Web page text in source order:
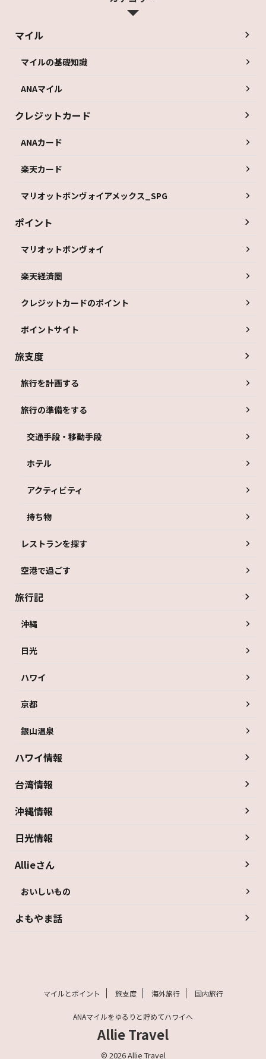
マイル
マイルの基礎知識
ANAマイル
クレジットカード
ANAカード
楽天カード
マリオットボンヴォイアメックス_SPG
ポイント
マリオットボンヴォイ
楽天経済圏
クレジットカードのポイント
ポイントサイト
旅支度
旅行を計画する
旅行の準備をする
交通手段・移動手段
ホテル
アクティビティ
持ち物
レストランを探す
空港で過ごす
旅行記
沖縄
日光
ハワイ
京都
銀山温泉
ハワイ情報
台湾情報
沖縄情報
日光情報
Allieさん
おいしいもの
よもやま話
マイルとポイント 旅支度 海外旅行 国内旅行
ANAマイルをゆるりと貯めてハワイへ
Allie Travel
© 2026 Allie Travel